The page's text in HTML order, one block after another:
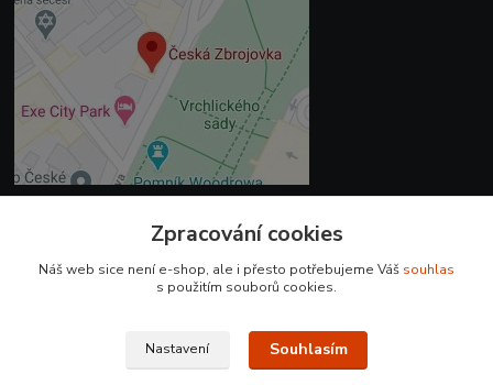
+420 225 375 800
Zpracování cookies
Náš web sice není e-shop, ale i přesto potřebujeme Váš souhlas
s použitím souborů cookies.
Nastavení Souhlasím